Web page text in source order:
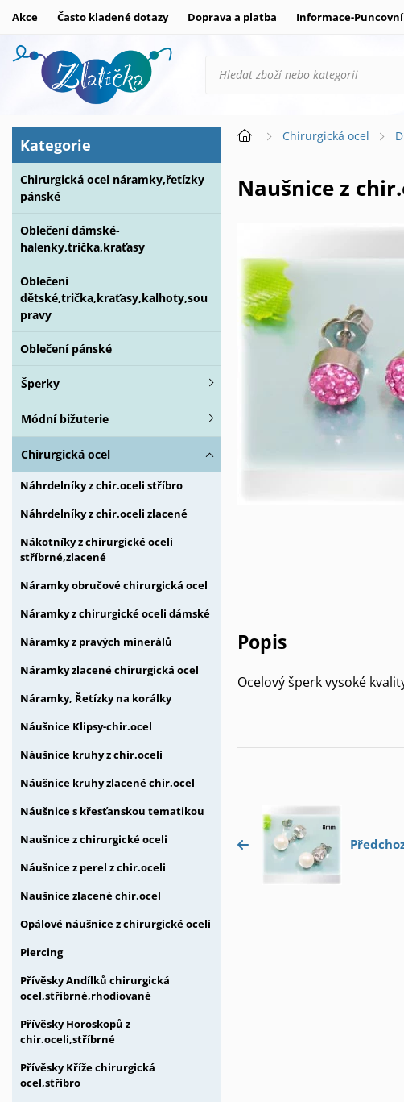
Akce Často kladené dotazy Doprava a platba Informace-
Kategorie
Chirurgická ocel náramky,řetízky
pánské
Oblečení dámské-
halenky,trička,kraťasy
Oblečení
dětské,trička,kraťasy,kalhoty,sou
pravy
Oblečení pánské
Šperky
Módní bižuterie
Chirurgická ocel
Náhrdelníky z chir.oceli stříbro
Náhrdelníky z chir.oceli zlacené
Nákotníky z chirurgické oceli
stříbrné,zlacené
Náramky obručové chirurgická ocel
Náramky z chirurgické oceli dámské
Náramky z pravých minerálů
Náramky zlacené chirurgická ocel
Náramky, Řetízky na korálky
Náušnice Klipsy-chir.ocel
Náušnice kruhy z chir.oceli
Náušnice kruhy zlacené chir.ocel
Náušnice s křesťanskou tematikou
Naušnice z chirurgické oceli
Náušnice z perel z chir.oceli
Naušnice zlacené chir.ocel
Opálové náušnice z chirurgické oceli
Piercing
Přívěsky Andílků chirurgická
ocel,stříbrné,rhodiované
Přívěsky Horoskopů z
chir.oceli,stříbrné
Přívěsky Kříže chirurgická
ocel,stříbro
Chirurgická ocel
Naušnice z
Popis
Ocelový šperk vysoké